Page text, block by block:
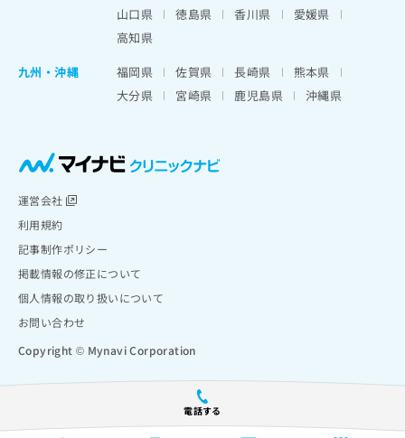
電話する
山口県
徳島県 香川県
愛媛県
高知県
九州・沖縄
福岡県 佐賀県 長崎県
熊本県
大分県
宮崎県 鹿児島県 沖縄県
運営会社
利用規約
記事制作ポリシー
掲載情報の修正について
個人情報の取り扱いについて
お問い合わせ
Copyright © Mynavi Corporation